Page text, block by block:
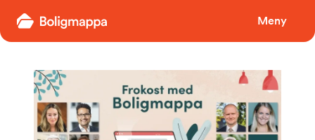
Boligmappa Meny